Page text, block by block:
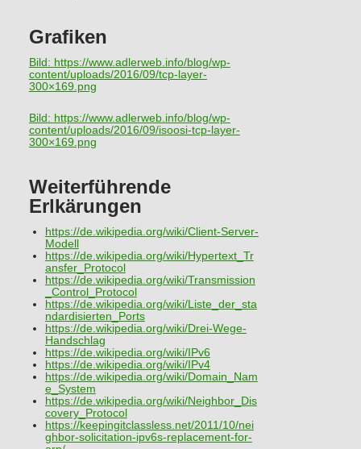
Grafiken
Bild: https://www.adlerweb.info/blog/wp-
content/uploads/2016/09/tcp-layer-
300×169.png
Bild: https://www.adlerweb.info/blog/wp-
content/uploads/2016/09/isoosi-tcp-layer-
300×169.png
Weiterführende
Erlkärungen
https://de.wikipedia.org/wiki/Client-Server-
Modell
https://de.wikipedia.org/wiki/Hypertext_Tr
ansfer_Protocol
https://de.wikipedia.org/wiki/Transmission
_Control_Protocol
https://de.wikipedia.org/wiki/Liste_der_sta
ndardisierten_Ports
https://de.wikipedia.org/wiki/Drei-Wege-
Handschlag
https://de.wikipedia.org/wiki/IPv6
https://de.wikipedia.org/wiki/IPv4
https://de.wikipedia.org/wiki/Domain_Nam
e_System
https://de.wikipedia.org/wiki/Neighbor_Dis
covery_Protocol
https://keepingitclassless.net/2011/10/nei
ghbor-solicitation-ipv6s-replacement-for-